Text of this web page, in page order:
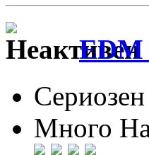
EDM
Много